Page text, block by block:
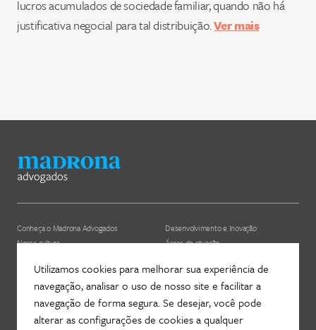
lucros acumulados de sociedade familiar, quando não há
justificativa negocial para tal distribuição.Ver mais
Conheça o Madrona Advogados
Nossa cultura
Desenvolvimento e Inovação
Áreas de atuação
Hub Madrona
Vem ser Madrona
Proteção de Dados e Privacidade
Contato
Newsletter
Utilizamos cookies para melhorar sua experiência de
navegação, analisar o uso de nosso site e facilitar a
navegação de forma segura. Se desejar, você pode
alterar as configurações de cookies a qualquer